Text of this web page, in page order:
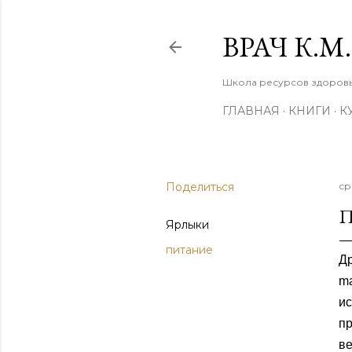
ВРАЧ
Школа ресурсов
ГЛАВНАЯ КНИГИ
Поделиться
Ярлыки
питание